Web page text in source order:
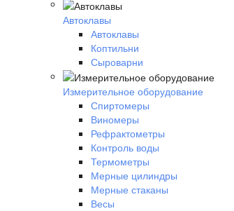
Автоклавы
Автоклавы
Коптильни
Сыроварни
Измерительное оборудование
Спиртомеры
Виномеры
Рефрактометры
Контроль воды
Термометры
Мерные цилиндры
Мерные стаканы
Весы